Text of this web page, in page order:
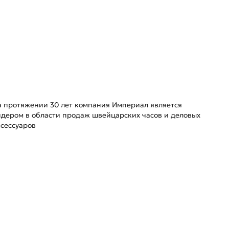
протяжении 30 лет компания Империал является
в области продаж швейцарских часов и деловых